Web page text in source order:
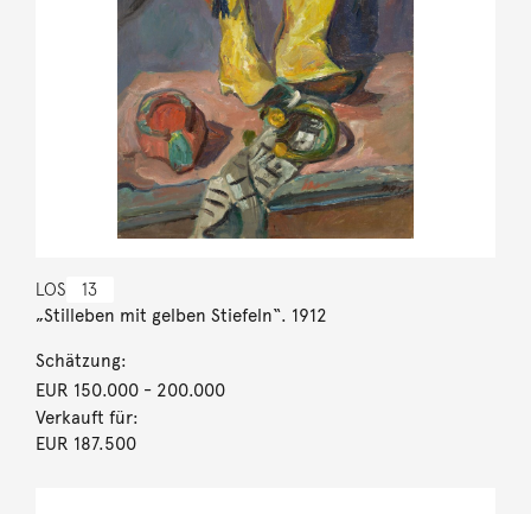
LOS 13
„Stilleben mit gelben Stiefeln“. 1912
Schätzung:
EUR 150.000- 200.000
Verkauft für:
EUR 187.500